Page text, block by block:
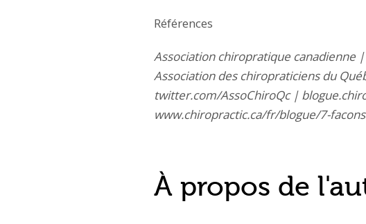
Références
Association chiropratique canadienne
Association des chiropraticiens du
twitter.com/AssoChiroQc |
www.chiropractic.ca/fr/blogue/7-
À propos de